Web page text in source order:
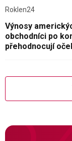
Roklen24
Výnosy
obchodníci po
přehodnocují